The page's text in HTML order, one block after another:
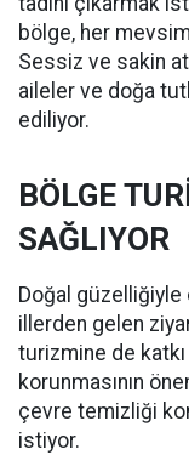
bölge, her
Sessiz ve sakin
aileler ve doğa
ediliyor.
BÖLGE
SAĞLIYOR
Doğal güzelliğiyle
illerden gelen
turizmine de katkı
korunmasının
çevre temizliği
istiyor.